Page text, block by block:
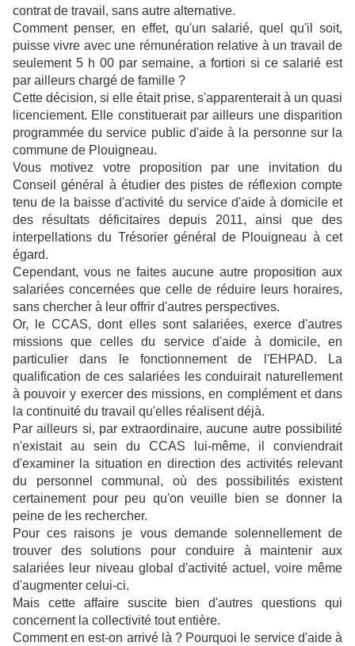
contrat de travail, sans autre alternative.
Comment penser, en effet, qu'un salarié, quel qu'il soit,
puisse vivre avec une rémunération relative à un travail de
seulement 5 h 00 par semaine, a fortiori si ce salarié est
par ailleurs chargé de famille ?
Cette décision, si elle était prise, s'apparenterait à un quasi
licenciement. Elle constituerait par ailleurs une disparition
programmée du service public d'aide à la personne sur la
commune de Plouigneau.
Vous motivez votre proposition par une invitation du
Conseil général à étudier des pistes de réflexion compte
tenu de la baisse d'activité du service d'aide à domicile et
des résultats déficitaires depuis 2011, ainsi que des
interpellations du Trésorier général de Plouigneau à cet
égard.
Cependant, vous ne faites aucune autre proposition aux
salariées concernées que celle de réduire leurs horaires,
sans chercher à leur offrir d'autres perspectives.
Or, le CCAS, dont elles sont salariées, exerce d'autres
missions que celles du service d'aide à domicile, en
particulier dans le fonctionnement de l'EHPAD. La
qualification de ces salariées les conduirait naturellement
à pouvoir y exercer des missions, en complément et dans
la continuité du travail qu'elles réalisent déjà.
Par ailleurs si, par extraordinaire, aucune autre possibilité
n'existait au sein du CCAS lui-même, il conviendrait
d'examiner la situation en direction des activités relevant
du personnel communal, où des possibilités existent
certainement pour peu qu'on veuille bien se donner la
peine de les rechercher.
Pour ces raisons je vous demande solennellement de
trouver des solutions pour conduire à maintenir aux
salariées leur niveau global d'activité actuel, voire même
d'augmenter celui-ci.
Mais cette affaire suscite bien d'autres questions qui
concernent la collectivité tout entière.
Comment en est-on arrivé là ? Pourquoi le service d'aide à